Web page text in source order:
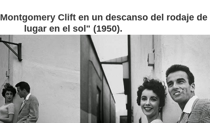
Montgomery Clift en un descanso del rodaje de
lugar en el sol" (1950).